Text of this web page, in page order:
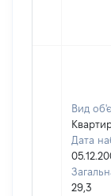
Вид
Дата
29,3